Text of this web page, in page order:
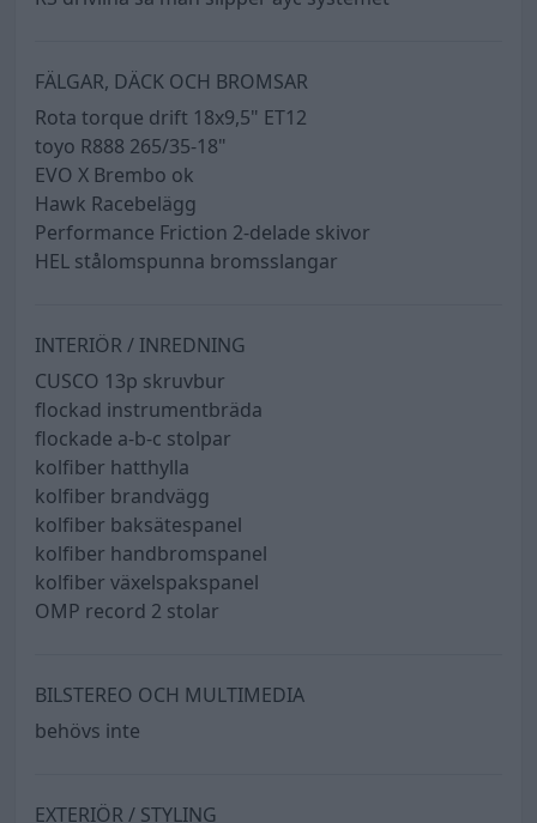
FÄLGAR, DÄCK OCH BROMSAR
Rota torque drift 18x9,5" ET12
toyo R888 265/35-18"
EVO X Brembo ok
Hawk Racebelägg
Performance Friction 2-delade skivor
HEL stålomspunna bromsslangar
INTERIÖR / INREDNING
CUSCO 13p skruvbur
flockad instrumentbräda
flockade a-b-c stolpar
kolfiber hatthylla
kolfiber brandvägg
kolfiber baksätespanel
kolfiber handbromspanel
kolfiber växelspakspanel
OMP record 2 stolar
BILSTEREO OCH MULTIMEDIA
behövs inte
EXTERIÖR / STYLING